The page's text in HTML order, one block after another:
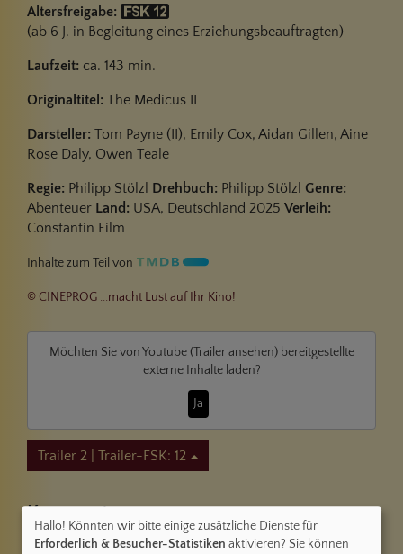
Altersfreigabe:
(ab 6 J. in Begleitung eines Erziehungsbeauftragten)
Laufzeit: ca. 143 min.
Originaltitel: The Medicus II
Darsteller: Tom Payne (II), Emily Cox, Aidan Gillen, Aine
Rose Daly, Owen Teale
Regie: Philipp Stölzl Drehbuch: Philipp Stölzl Genre:
Abenteuer Land: USA, Deutschland 2025 Verleih:
Constantin Film
Inhalte zum Teil von
© CINEPROG ...macht Lust auf Ihr Kino!
Möchten Sie vonYoutube (Trailer ansehen)bereitgestellte
externe Inhalte laden?
Ja
Trailer 2 | Trailer-FSK: 12
Kommentare
★★★★☆ 10
Hallo! Könnten wir bitte einige zusätzliche Dienste für
Erforderlich & Besucher-Statistiken aktivieren? Sie können